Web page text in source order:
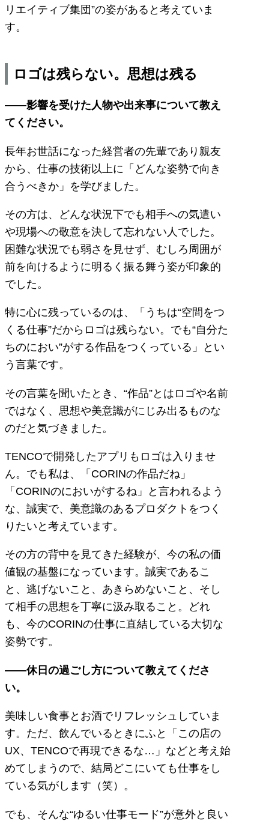
リエイティブ集団”の姿があると考えていま
す。
ロゴは残らない。思想は残る
――影響を受けた人物や出来事について教え
てください。
長年お世話になった経営者の先輩であり親友
から、仕事の技術以上に「どんな姿勢で向き
合うべきか」を学びました。
その方は、どんな状況下でも相手への気遣い
や現場への敬意を決して忘れない人でした。
困難な状況でも弱さを見せず、むしろ周囲が
前を向けるように明るく振る舞う姿が印象的
でした。
特に心に残っているのは、「うちは“空間をつ
くる仕事”だからロゴは残らない。でも“自分た
ちのにおい”がする作品をつくっている」とい
う言葉です。
その言葉を聞いたとき、“作品”とはロゴや名前
ではなく、思想や美意識がにじみ出るものな
のだと気づきました。
TENCOで開発したアプリもロゴは入りませ
ん。でも私は、「CORINの作品だね」
「CORINのにおいがするね」と言われるよう
な、誠実で、美意識のあるプロダクトをつく
りたいと考えています。
その方の背中を見てきた経験が、今の私の価
値観の基盤になっています。誠実であるこ
と、逃げないこと、あきらめないこと、そし
て相手の思想を丁寧に汲み取ること。どれ
も、今のCORINの仕事に直結している大切な
姿勢です。
――休日の過ごし方について教えてくださ
い。
美味しい食事とお酒でリフレッシュしていま
す。ただ、飲んでいるときにふと「この店の
UX、TENCOで再現できるな…」などと考え始
めてしまうので、結局どこにいても仕事をし
ている気がします（笑）。
でも、そんな“ゆるい仕事モード”が意外と良い